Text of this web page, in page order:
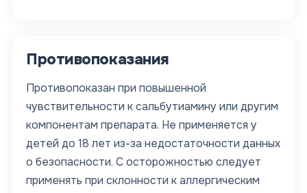
Противопоказания
Противопоказан при повышенной
чувствительности к сальбутиамину или другим
компонентам препарата. Не применяется у
детей до 18 лет из-за недостаточности данных
о безопасности. С осторожностью следует
применять при склонности к аллергическим